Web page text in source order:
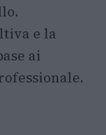
e la
ai